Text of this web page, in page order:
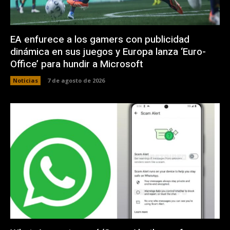
EA enfurece a los gamers con publicidad
dinámica en sus juegos y Europa lanza ‘Euro-
Office’ para hundir a Microsoft
Noticias 7 de agosto de 2026